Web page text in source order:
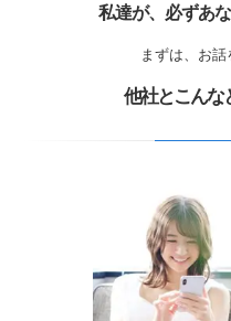
私達が、必ずあ
まずは、お話
他社とこんな